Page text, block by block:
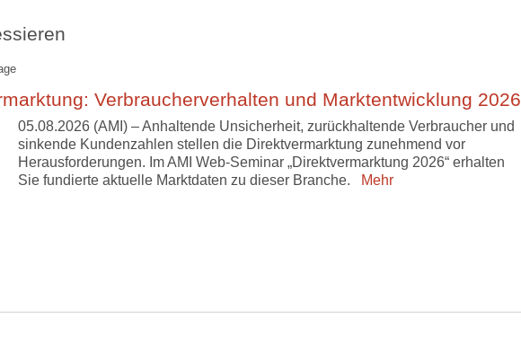
Verbraucherverhalten und Marktentwicklung 2026
05.08.2026 (AMI) – Anhaltende Unsicherheit, zurückhaltende Verbraucher und
sinkende Kundenzahlen stellen die Direktvermarktung zunehmend vor
Herausforderungen. Im AMI Web-Seminar „Direktvermarktung 2026“ erhalten
Sie fundierte aktuelle Marktdaten zu dieser Branche.
Mehr